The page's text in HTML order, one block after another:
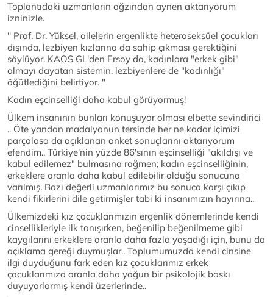
Toplantıdaki uzmanların ağzından aynen aktarıyorum
izninizle.
'' Prof. Dr. Yüksel, ailelerin ergenlikte heteroseksüel çocukları
dışında, lezbiyen kızlarına da sahip çıkması gerektiğini
söylüyor. KAOS GL'den Ersoy da, kadınlara "erkek gibi"
olmayı dayatan sistemin, lezbiyenlere de "kadınlığı"
öğütlediğini belirtiyor. ''
Kadın eşcinselliği daha kabul görüyormuş!
Ülkem insanının bunları konuşuyor olması elbette sevindirici
.. Öte yandan madalyonun tersinde her ne kadar içimizi
parçalasa da açıklanan anket sonuçlarını aktarıyorum
efendim.. Türkiye'nin yüzde 86'sının eşcinselliği "akıldışı ve
kabul edilemez" bulmasına rağmen; kadın eşcinselliğinin,
erkeklere oranla daha kabul edilebilir olduğu sonucuna
varılmış. Bazı değerli uzmanlarımız bu sonuca karşı çıkıp
kendi fikirlerini dile getirmişler tabi ki insanımızın hayırına..
Ülkemizdeki kız çocuklarımızın ergenlik dönemlerinde kendi
cinsellikleriyle ilk tanışırken, beğenilip beğenilmeme gibi
kaygılarını erkeklere oranla daha fazla yaşadığı için, bunu da
açıklama gereği duymuşlar.. Toplumumuzda kendi cinsine
ilgi duyduğunu fark eden kız çocuklarımız erkek
çocuklarımıza oranla daha yoğun bir psikolojik baskı
duyuyorlarmış kendi üzerlerinde..